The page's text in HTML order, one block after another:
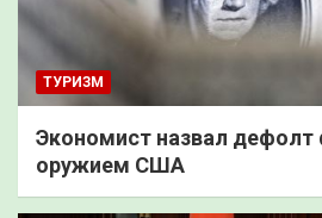
ТУРИЗМ
Экономист назвал
оружием США